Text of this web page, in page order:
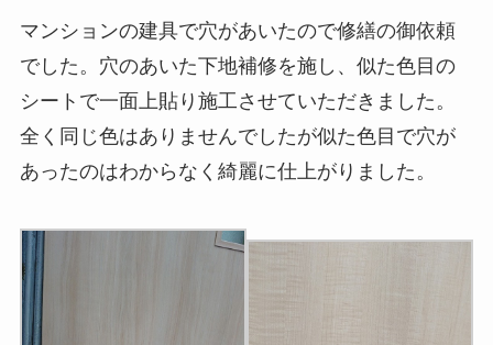
マンションの建具で穴があいたので修繕の御依頼
でした。穴のあいた下地補修を施し、似た色目の
シートで一面上貼り施工させていただきました。
全く同じ色はありませんでしたが似た色目で穴が
あったのはわからなく綺麗に仕上がりました。